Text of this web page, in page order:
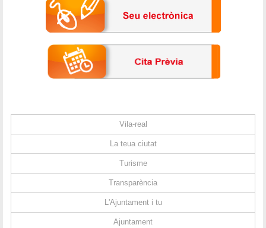
Vila-real
La teua ciutat
Turisme
Transparència
L'Ajuntament i tu
Ajuntament